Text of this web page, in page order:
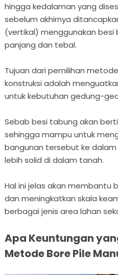
hingga kedalaman yang
sebelum akhirnya
(vertikal) menggunakan
panjang dan tebal.
Tujuan dari pemilihan
konstruksi adalah
untuk kebutuhan gedung-
Sebab besi tabung akan
sehingga mampu untuk
bangunan tersebut ke
lebih solid di dalam tanah.
Hal ini jelas akan membantu
dan meningkatkan skala
berbagai jenis area lahan
Apa Keuntungan
Metode Bore Pile